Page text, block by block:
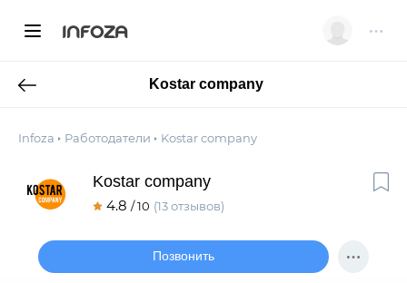
INFOZA
Kostar company
Infoza Работодатели Kostar company
Kostar company
4.8 / 10 (13 отзывов)
Позвонить